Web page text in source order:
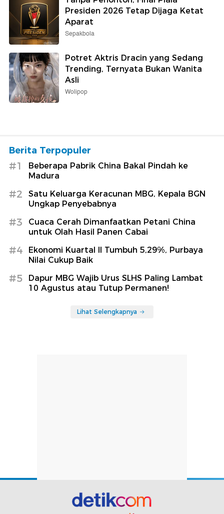
Presiden 2026 Tetap Dijaga Ketat
Aparat
Sepakbola
Potret Aktris Dracin yang Sedang
Trending, Ternyata Bukan Wanita
Asli
Wolipop
Berita Terpopuler
#1
Beberapa Pabrik China Bakal Pindah ke
Madura
#2
Satu Keluarga Keracunan MBG, Kepala BGN
Ungkap Penyebabnya
#3
Cuaca Cerah Dimanfaatkan Petani China
untuk Olah Hasil Panen Cabai
#4
Ekonomi Kuartal II Tumbuh 5,29%, Purbaya
Nilai Cukup Baik
#5
Dapur MBG Wajib Urus SLHS Paling Lambat
10 Agustus atau Tutup Permanen!
Lihat Selengkapnya